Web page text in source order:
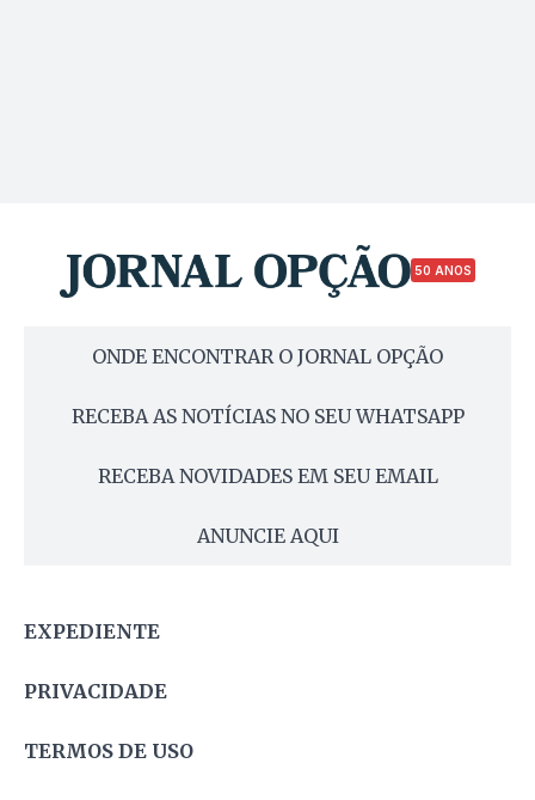
50 ANOS
ONDE ENCONTRAR O JORNAL OPÇÃO
RECEBA AS NOTÍCIAS NO SEU WHATSAPP
RECEBA NOVIDADES EM SEU EMAIL
ANUNCIE AQUI
EXPEDIENTE
PRIVACIDADE
TERMOS DE USO